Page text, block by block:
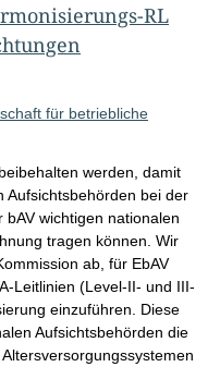
RL
für betriebliche
werden, damit
Aufsichtsbehörden bei der
wichtigen nationalen
tragen können. Wir
ab, für EbAV
Leitlinien (Level-II- und III-
einzuführen. Diese
Aufsichtsbehörden die